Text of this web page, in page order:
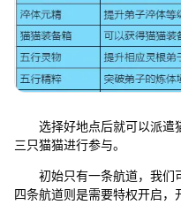
选择好地点后就可以派遣
三只猫猫进行参与。
初始只有一条航道，我们
四条航道则是需要特权开启